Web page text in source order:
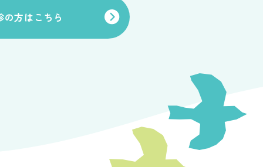
の方はこちら